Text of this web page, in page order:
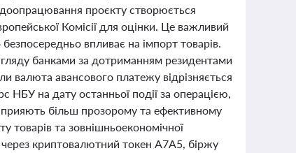
проєкту створюється
Комісії для оцінки. Це важливий
впливає на імпорт товарів.
банками за дотриманням резидентами
валюта авансового платежу відрізняється
НБУ на дату останньої події за операцією,
більш прозорому та ефективному
товарів та зовнішньоекономічної
криптовалютний токен A7A5, біржу